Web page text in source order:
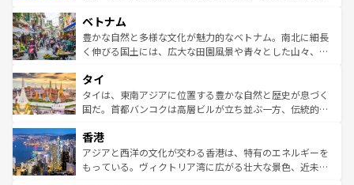
参照してほしい。
容にもいいと評判のスイーツなど、バラエティ豊かな料理
が味わえる。 なお、新着の台湾情報は コンテンツ一覧を参
照してほしい。
き、地方に足を延ばせば四季折々の自然美を楽しむことが
できる。そして、キムチや焼肉、絶品のストリートフード
まで、さまざまな韓国料理が待っている。夜には、韓国な
リティに包まれながら、韓国の多彩な魅力を心ゆくまで味
わってみてほしい。 なお、新着の韓国情報はコンテンツ一
覧を参照してほしい。
ベトナム
豊かな自然と多様な文化が魅力的なベトナム。南北に細長
く伸びる国土には、広大な田園風景や青々とした山々、世
急速な発展と共に伝統が息づく。ハノイの古い町並みやホ
ーチミン市のフランス統治時代の建物も、独特の雰囲気を
醸し出している。また、バラエティの豊かさとおいしさで
とつ。フォーやバインミー、ベトナムコーヒーなどは、ぜ
ひ現地で味わいたい。どの地域を訪れてもあたたかい人々
が旅行者を迎えてくれるので、きっと忘れられない旅にな
タイ
タイは、東南アジアに位置する豊かな自然と歴史が息づく
国だ。首都バンコクは高層ビルが立ち並ぶ一方、伝統的な
の活気が交差している。北部ではチェンマイなどの山岳地
帯で自然と触れ合い、南部ではプーケットやクラビの美し
いビーチでリゾート気分を楽しむことができる。タイ料理
香港
アジアと西洋の文化が交わる香港は、特有のエネルギーを
もっている。ヴィクトリア湾に広がる壮大な景色、近未来